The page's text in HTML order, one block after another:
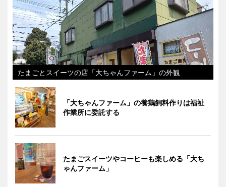
たまごとスイーツの店「大ちゃんファーム」の外観
「大ちゃんファーム」の養鶏飼料作りは福祉
作業所に委託する
たまごスイーツやコーヒーも楽しめる「大ち
ゃんファーム」